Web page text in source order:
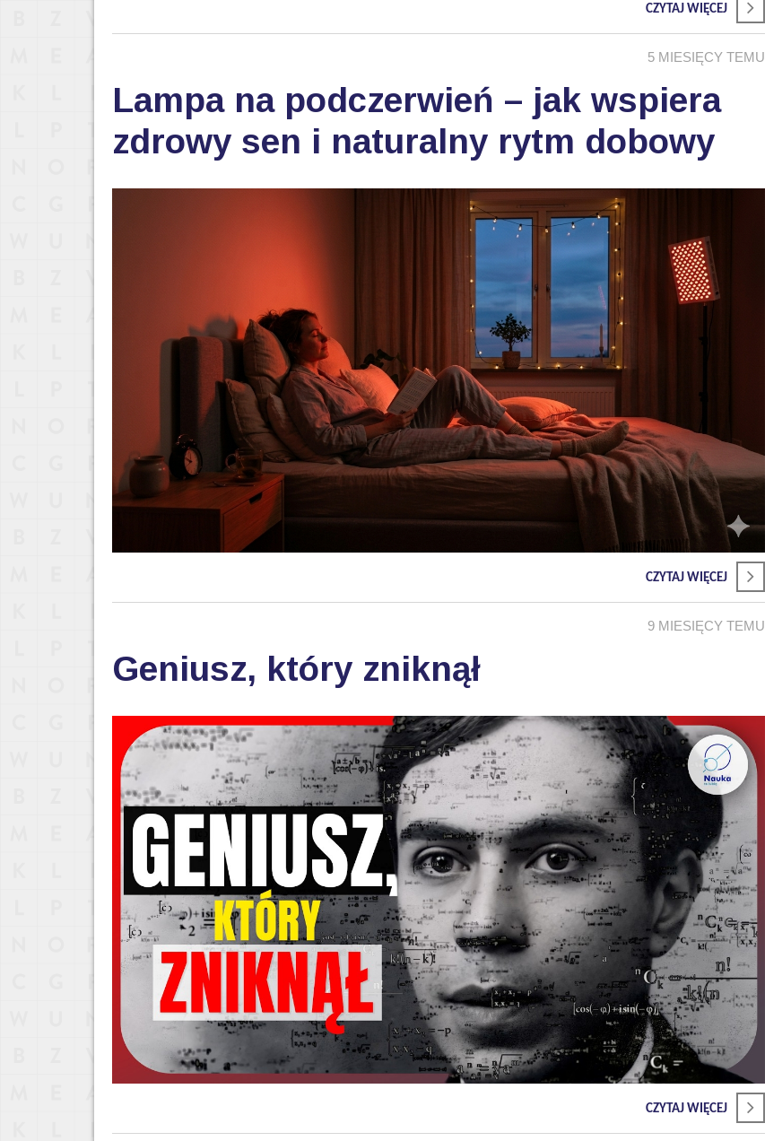
CZYTAJ WIĘCEJ
5 MIESIĘCY TEMU
Lampa na podczerwień – jak wspiera
zdrowy sen i naturalny rytm dobowy
CZYTAJ WIĘCEJ
9 MIESIĘCY TEMU
Geniusz, który zniknął
CZYTAJ WIĘCEJ